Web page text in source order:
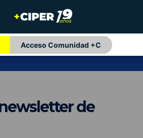
Acceso Comunidad +C
de